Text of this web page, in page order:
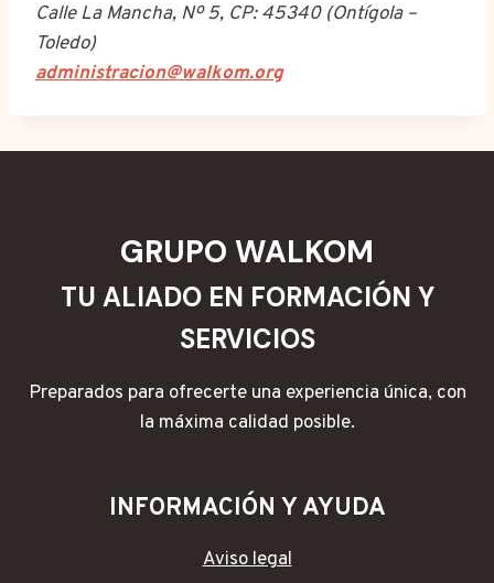
Calle La Mancha, Nº 5, CP: 45340 (Ontígola –
Toledo)
administracion@walkom.org
GRUPO WALKOM
TU ALIADO EN FORMACIÓN Y
SERVICIOS
Preparados para ofrecerte una experiencia única, con
la máxima calidad posible.
INFORMACIÓN Y AYUDA
Aviso legal